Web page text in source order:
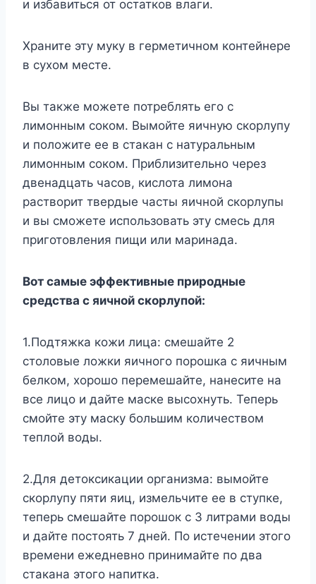
и избавиться от остатков влаги.
Храните эту муку в герметичном контейнере
в сухом месте.
Вы также можете потреблять его с
лимонным соком. Вымойте яичную скорлупу
и положите ее в стакан с натуральным
лимонным соком. Приблизительно через
двенадцать часов, кислота лимона
растворит твердые часты яичной скорлупы
и вы сможете использовать эту смесь для
приготовления пищи или маринада.
Вот самые эффективные природные
средства с яичной скорлупой:
1.Подтяжка кожи лица: смешайте 2
столовые ложки яичного порошка с яичным
белком, хорошо перемешайте, нанесите на
все лицо и дайте маске высохнуть. Теперь
смойте эту маску большим количеством
теплой воды.
2.Для детоксикации организма: вымойте
скорлупу пяти яиц, измельчите ее в ступке,
теперь смешайте порошок с 3 литрами воды
и дайте постоять 7 дней. По истечении этого
времени ежедневно принимайте по два
стакана этого напитка.